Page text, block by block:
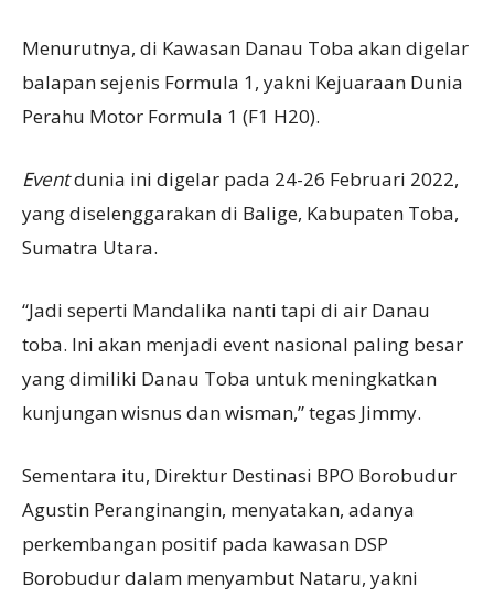
Menurutnya, di Kawasan Danau Toba akan digelar
balapan sejenis Formula 1, yakni Kejuaraan Dunia
Perahu Motor Formula 1 (F1 H20).
Eventdunia ini digelar pada 24-26 Februari 2022,
yang diselenggarakan di Balige, Kabupaten Toba,
Sumatra Utara.
“Jadi seperti Mandalika nanti tapi di air Danau
toba. Ini akan menjadi event nasional paling besar
yang dimiliki Danau Toba untuk meningkatkan
kunjungan wisnus dan wisman,” tegas Jimmy.
Sementara itu, Direktur Destinasi BPO Borobudur
Agustin Peranginangin, menyatakan, adanya
perkembangan positif pada kawasan DSP
Borobudur dalam menyambut Nataru, yakni